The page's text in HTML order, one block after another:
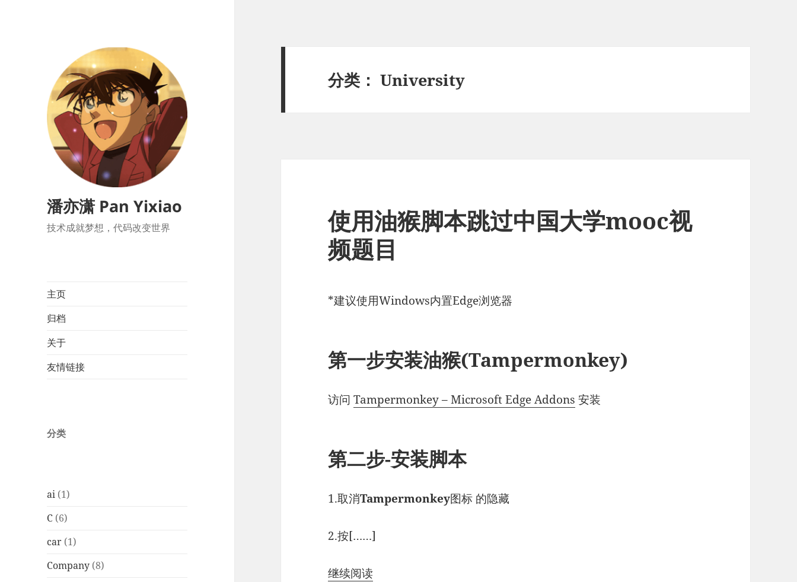
潘亦潇 Pan Yixiao
技术成就梦想，代码改变世界
主页
归档
关于
友情链接
分类
ai (1)
C (6)
car (1)
Company (8)
分类：University
使用油猴脚本跳过中国大学mooc视
频题目
*建议使用Windows内置Edge浏览器
第一步安装油猴(Tampermonkey)
访问Tampermonkey – Microsoft Edge Addons 安装
第二步-安装脚本
1.取消Tampermonkey图标 的隐藏
2.按[……]
继续阅读